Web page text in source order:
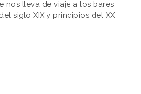
nos lleva de viaje a los bares
siglo XIX y principios del XX